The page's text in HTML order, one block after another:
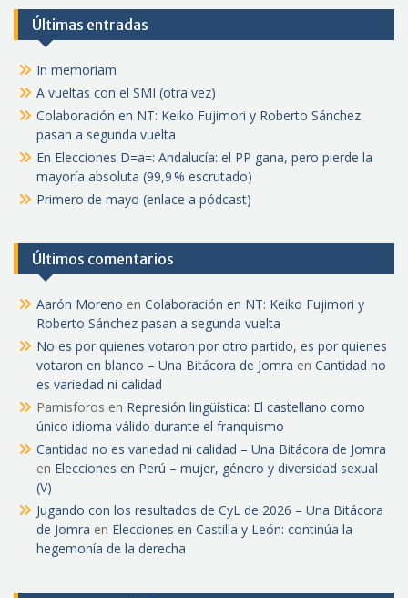
Últimas entradas
In memoriam
A vueltas con el SMI (otra vez)
Colaboración en NT: Keiko Fujimori y Roberto Sánchez
pasan a segunda vuelta
En Elecciones D=a=: Andalucía: el PP gana, pero pierde la
mayoría absoluta (99,9 % escrutado)
Primero de mayo (enlace a pódcast)
Últimos comentarios
Aarón Moreno en Colaboración en NT: Keiko Fujimori y
Roberto Sánchez pasan a segunda vuelta
No es por quienes votaron por otro partido, es por quienes
votaron en blanco – Una Bitácora de Jomra en Cantidad no
es variedad ni calidad
Pamisforos en Represión lingüística: El castellano como
único idioma válido durante el franquismo
Cantidad no es variedad ni calidad – Una Bitácora de Jomra
en Elecciones en Perú – mujer, género y diversidad sexual
(V)
Jugando con los resultados de CyL de 2026 – Una Bitácora
de Jomra en Elecciones en Castilla y León: continúa la
hegemonía de la derecha